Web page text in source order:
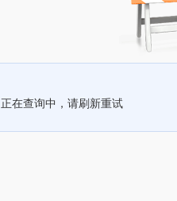
正在查询中，请刷新重试